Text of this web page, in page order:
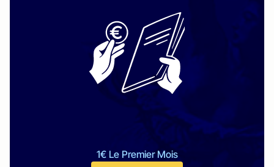
1€ Le Premier Mois